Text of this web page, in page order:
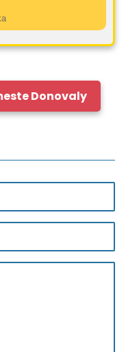
Donovaly